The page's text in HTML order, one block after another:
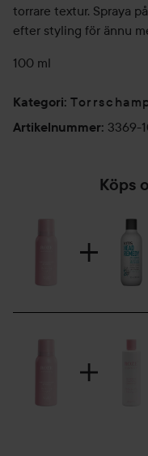
torrare textur. Spraya
efter styling för ännu
100 ml
Kategori:
Artikelnummer: 3369-
Köps